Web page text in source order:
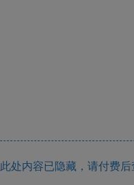
此处内容已隐藏，请付费